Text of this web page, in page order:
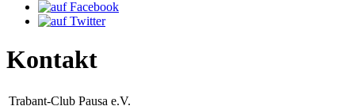
Kontakt
Trabant-Club Pausa e.V.